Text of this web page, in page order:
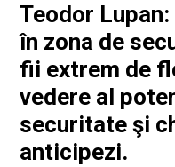
Teodor
în zona de
fii extrem de
vedere al
securitate şi
anticipezi.